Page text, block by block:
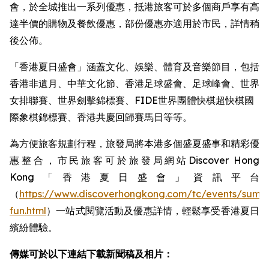
會，於全城推出一系列優惠，抵港旅客可於多個商戶享有高
達半價的購物及餐飲優惠，部份優惠亦適用於市民，詳情稍
後公佈。
「香港夏日盛會」涵蓋文化、娛樂、體育及音樂節目，包括
香港非遺月、中華文化節、香港足球盛會、足球峰會、世界
女排聯賽、世界劍擊錦標賽、FIDE世界團體快棋超快棋國
際象棋錦標賽、香港共慶回歸賽馬日等等。 ​
為方便旅客規劃行程，旅發局將本港多個盛夏盛事和精彩優
惠整合，市民旅客可於旅發局網站Discover Hong
Kong「香港夏日盛會」資訊平台
（https://www.discoverhongkong.com/tc/events/
fun.html）一站式閱覽活動及優惠詳情，輕鬆享受香港夏日
繽紛體驗。
傳媒可於以下連結下載新聞稿及相片：